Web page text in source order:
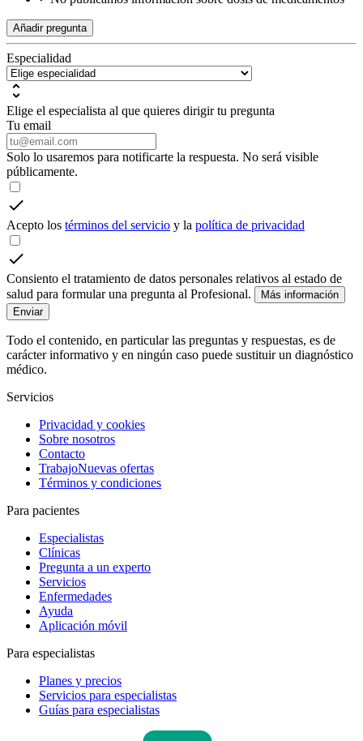
Añadir pregunta
Especialidad
Elige el especialista al que quieres dirigir tu pregunta
Tu email
Solo lo usaremos para notificarte la respuesta. No será visible
públicamente.
Acepto los términos del servicio y la política de privacidad
Consiento el tratamiento de datos personales relativos al estado de
salud para formular una pregunta al Profesional.
Más información
Enviar
Todo el contenido, en particular las preguntas y respuestas, es de
carácter informativo y en ningún caso puede sustituir un diagnóstico
médico.
Servicios
Privacidad y cookies
Sobre nosotros
Contacto
TrabajoNuevas ofertas
Términos y condiciones
Para pacientes
Especialistas
Clínicas
Pregunta a un experto
Servicios
Enfermedades
Ayuda
Aplicación móvil
Para especialistas
Planes y precios
Servicios para especialistas
Guías para especialistas